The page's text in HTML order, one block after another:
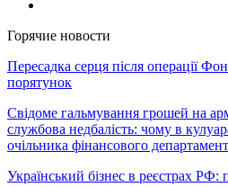
Горячие новости
Пересадка серця після операції
порятунок
Свідоме гальмування грошей на
службова недбалість: чому в
очільника фінансового
Український бізнес в реєстрах РФ: